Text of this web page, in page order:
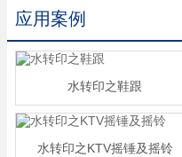
应用案例
水转印之鞋跟
水转印之KTV摇锤及摇铃